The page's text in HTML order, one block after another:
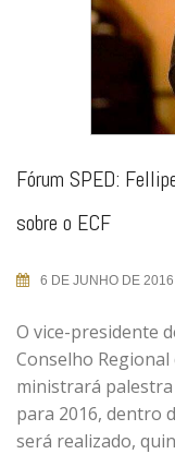
Fórum SPED:
sobre o ECF
6 DE JUNHO DE 2016
O vice-presidente
Conselho
ministrará palestra
para 2016, dentro
será realizado,